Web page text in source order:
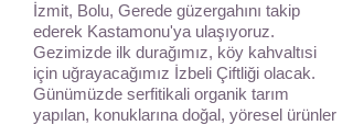
İzmit, Bolu, Gerede güzergahını takip
ederek Kastamonu'ya ulaşıyoruz.
Gezimizde ilk durağımız, köy kahvaltısi
için uğrayacağımız İzbeli Çiftliği olacak.
Günümüzde serfitikali organik tarım
yapılan, konuklarına doğal, yöresel ürünler